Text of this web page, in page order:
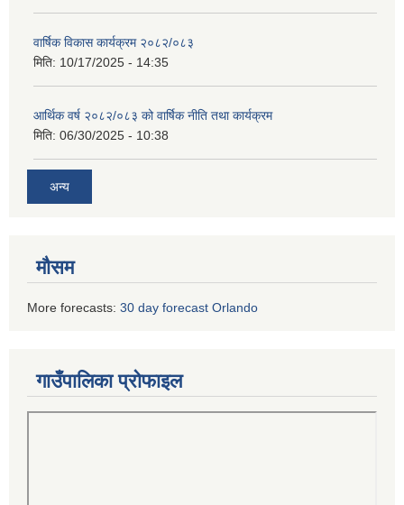
वार्षिक विकास कार्यक्रम २०८२/०८३
मिति: 10/17/2025 - 14:35
आर्थिक वर्ष २०८२/०८३ को वार्षिक नीति तथा कार्यक्रम
मिति: 06/30/2025 - 10:38
अन्य
मौसम
More forecasts: 30 day forecast Orlando
गाउँपालिका प्रोफाइल